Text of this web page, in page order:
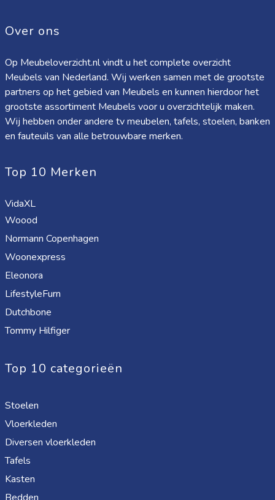
Over ons
Op Meubeloverzicht.nl vindt u het complete overzicht
Meubels van Nederland. Wij werken samen met de grootste
partners op het gebied van Meubels en kunnen hierdoor het
grootste assortiment Meubels voor u overzichtelijk maken.
Wij hebben onder andere tv meubelen, tafels, stoelen, banken
en fauteuils van alle betrouwbare merken.
Top 10 Merken
VidaXL
Woood
Normann Copenhagen
Woonexpress
Eleonora
LifestyleFurn
Dutchbone
Tommy Hilfiger
Top 10 categorieën
Stoelen
Vloerkleden
Diversen vloerkleden
Tafels
Kasten